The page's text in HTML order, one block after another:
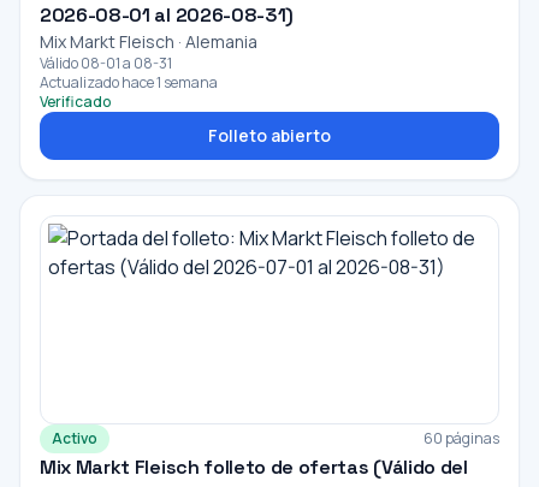
2026-08-01 al 2026-08-31)
Mix Markt Fleisch · Alemania
Válido 08-01 a 08-31
Actualizado hace 1 semana
Verificado
Folleto abierto
Activo 60 páginas
Mix Markt Fleisch folleto de ofertas (Válido del